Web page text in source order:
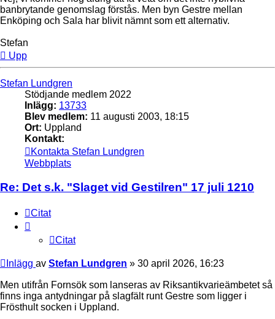
banbrytande genomslag förstås. Men byn Gestre mellan
Enköping och Sala har blivit nämnt som ett alternativ.
Stefan
Upp
Stefan Lundgren
Stödjande medlem 2022
Inlägg: 13733
Blev medlem: 11 augusti 2003, 18:15
Ort: Uppland
Kontakt:
Kontakta Stefan Lundgren
Webbplats
Re: Det s.k. "Slaget vid Gestilren" 17 juli 1210
Citat
Citat
Inlägg av Stefan Lundgren » 30 april 2026, 16:23
Men utifrån Fornsök som lanseras av Riksantikvarieämbetet så
finns inga antydningar på slagfält runt Gestre som ligger i
Frösthult socken i Uppland.